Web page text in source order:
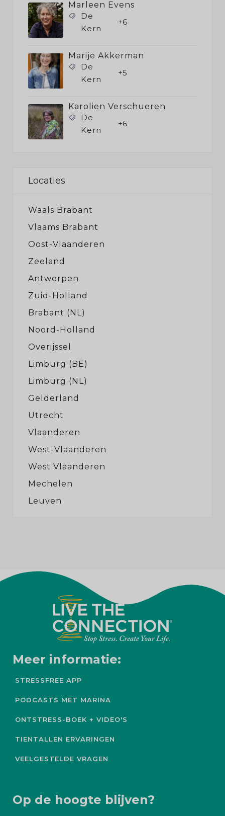
Marleen Evens
De
Kern
+6
Marije Akkerman
De
Kern
+5
Karolien Verschueren
De
Kern
+6
Locaties
Waals Brabant
Vlaams Brabant
Oost-Vlaanderen
Zeeland
Antwerpen
Zuid-Holland
Brabant (NL)
Noord-Holland
Overijssel
Limburg (BE)
Limburg (NL)
Gelderland
Utrecht
Vlaanderen
West-Vlaanderen
West Vlaanderen
Mechelen
Leuven
Meer informatie:
STRESSFREE APP
PODCASTS MET MARINA
ONTSTRESS-BOEK + VIDEO'S
TIENTALLEN ERVARINGEN
VEELGESTELDE VRAGEN
Op de hoogte blijven?